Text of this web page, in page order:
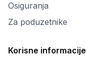
Osiguranja
Za poduzetnike
Korisne informacije